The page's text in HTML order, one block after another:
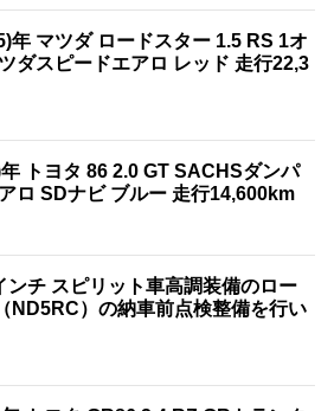
年 マツダ ロードスター 1.5 RS 1オ
ダスピードエアロ レッド 走行22,3
トヨタ 86 2.0 GT SACHSダンパ
ロ SDナビ ブルー 走行14,600km
ンチ スピリット車高調装備のロー
ND5RC）の納車前点検整備を行い